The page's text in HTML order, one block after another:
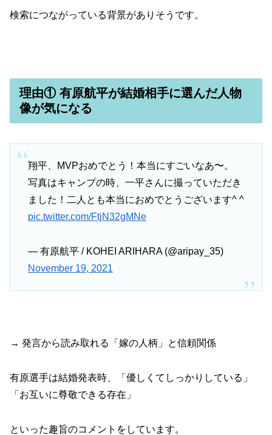
検索につながっている背景がありそうです。
理由① 有原航平が結婚相手に選んだ人物
像が気になる
翔平、MVPおめでとう！本当にすごいなあ〜。
写真はキャンプの時、一平さんに撮っていただき
ました！二人とも本当におめでとうございます^ ^
pic.twitter.com/FtjN32gMNe
— 有原航平 / KOHEI ARIHARA (@aripay_35)
November 19, 2021
→ 発言から読み取れる「嫁の人柄」と信頼関係
有原選手は結婚発表時、「優しくてしっかりしている」
「お互いに尊敬できる存在」
といった趣旨のコメントをしています。